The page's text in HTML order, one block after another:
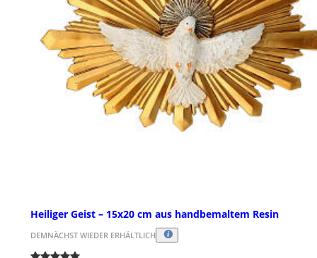
Heiliger Geist – 15x20 cm aus handbemaltem Resin
DEMNÄCHST WIEDER ERHÄLTLICH